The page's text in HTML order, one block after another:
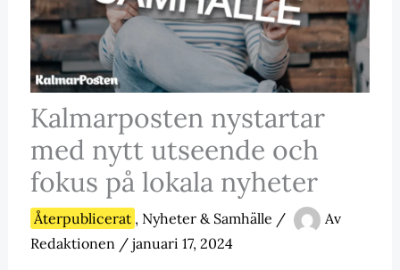
Kalmarposten nystartar
med nytt utseende och
fokus på lokala nyheter
Återpublicerat , Nyheter & Samhälle /
Av
Redaktionen / januari 17, 2024